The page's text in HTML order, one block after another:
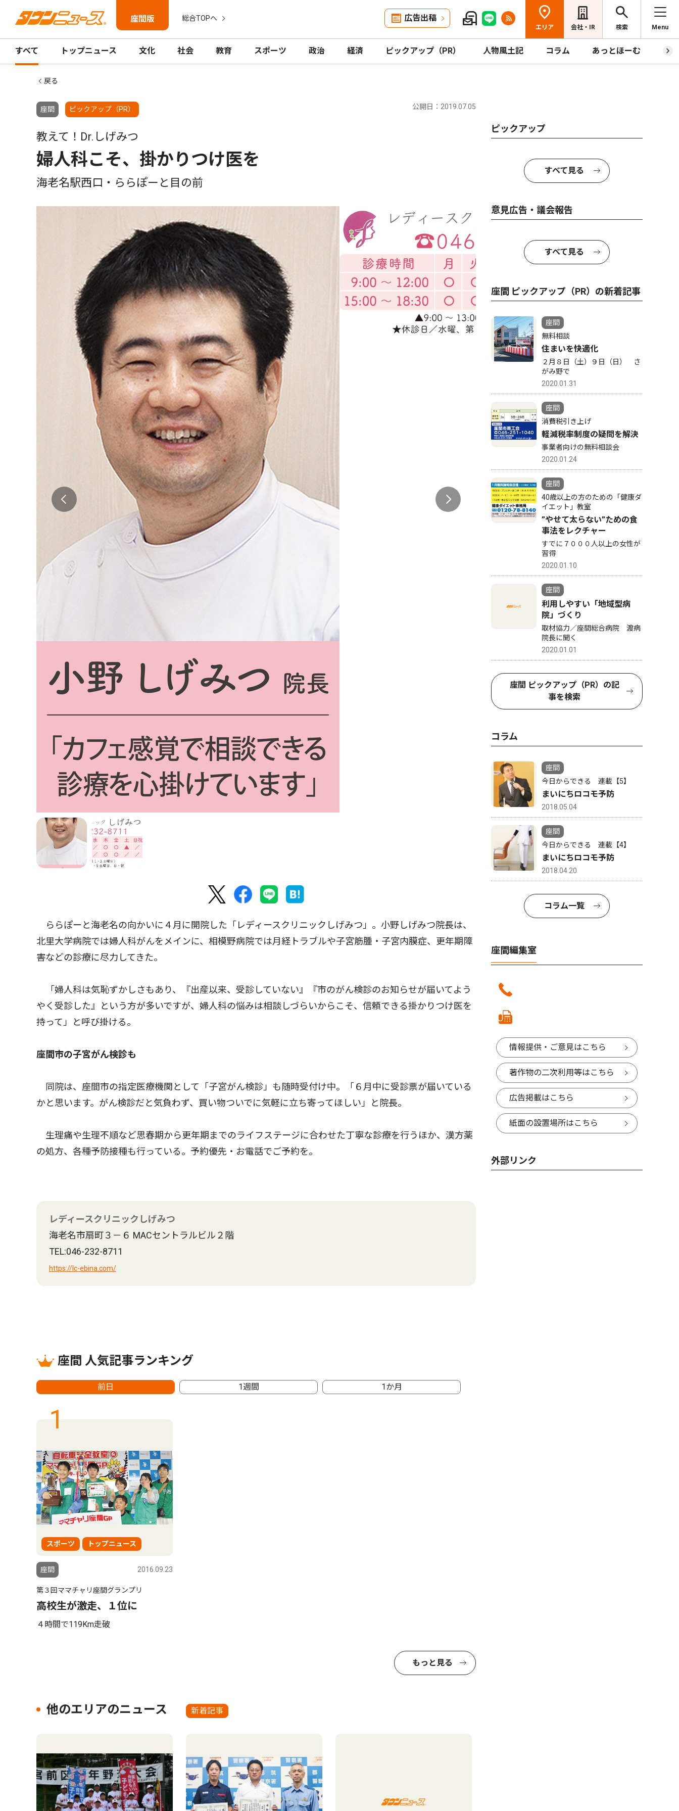
座間版 総合TOPへ 広告出稿
エリア 会社・IR 検索 Menu
すべて トップニュース 文化 社会 教育 スポーツ 政治 経済 ピックアップ（PR） 人物風土記 コラム あっとほーむ プ
戻る
座間 ピックアップ（PR） 公開日：2019.07.05
教えて！Dr.しげみつ
婦人科こそ、掛かりつけ医を
海老名駅西口・ららぽーと目の前
ららぽーと海老名の向かいに４月に開院した「レディースクリニックしげみつ」。小野しげみつ院長は、
北里大学病院では婦人科がんをメインに、相模野病院では月経トラブルや子宮筋腫・子宮内膜症、更年期障
害などの診療に尽力してきた。
「婦人科は気恥ずかしさもあり、『出産以来、受診していない』『市のがん検診のお知らせが届いてよう
やく受診した』という方が多いですが、婦人科の悩みは相談しづらいからこそ、信頼できる掛かりつけ医を
持って」と呼び掛ける。
座間市の子宮がん検診も
同院は、座間市の指定医療機関として「子宮がん検診」も随時受付け中。「６月中に受診票が届いている
かと思います。がん検診だと気負わず、買い物ついでに気軽に立ち寄ってほしい」と院長。
生理痛や生理不順など思春期から更年期までのライフステージに合わせた丁寧な診療を行うほか、漢方薬
の処方、各種予防接種も行っている。予約優先・お電話でご予約を。
レディースクリニックしげみつ
海老名市扇町３－６ MACセントラルビル２階
TEL:046-232-8711
https://lc-ebina.com/
座間 人気記事ランキング
前日 1週間 1か月
1
スポーツ トップニュース
座間 2016.09.23
第３回ママチャリ座間グランプリ
高校生が激走、１位に
４時間で119Km走破
もっと見る
他のエリアのニュース 新着記事
ピックアップ
すべて見る
意見広告・議会報告
すべて見る
座間 ピックアップ（PR）の新着記事
座間
無料相談
住まいを快適化
２月８日（土）９日（日） さ
がみ野で
2020.01.31
座間
消費税引き上げ
軽減税率制度の疑問を解決
事業者向けの無料相談会
2020.01.24
座間
40歳以上の方のための「健康ダ
イエット」教室
”やせて太らない”ための食
事法をレクチャー
すでに７０００人以上の女性が
習得
2020.01.10
座間
利用しやすい「地域型病
院」づくり
取材協力／座間総合病院 渡病
院長に聞く
2020.01.01
座間 ピックアップ（PR）の記
事を検索
コラム
座間
今日からできる 連載【5】
まいにちロコモ予防
2018.05.04
座間
今日からできる 連載【4】
まいにちロコモ予防
2018.04.20
コラム一覧
座間編集室
情報提供・ご意見はこちら
著作物の二次利用等はこちら
広告掲載はこちら
紙面の設置場所はこちら
外部リンク